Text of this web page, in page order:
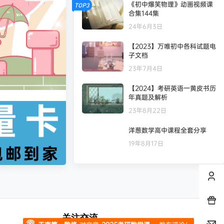
TOP3
《初中爆笑物理》动画视频课
合集144集
24年6月3日
【2023】万唯初中各科试题电
子文档
23年7月4日
【2024】考研英语一黄皮书历
年真题及解析
23年8月22日
洋葱数学高中课程全套分享
19年8月17日
关注交流
凄 发布圈子
凄 发布圈子
凄 发布圈子
凄 发布圈子
king2022
贾帅高中数学网课 发布评论！
天南第一散修 对文章 2025考研数学课程合集 发布评论！